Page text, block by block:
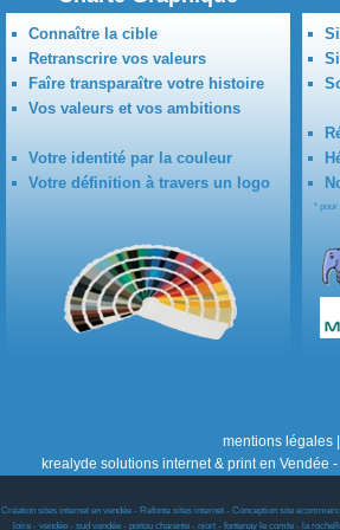
Connaître la cible
Retranscrire vos valeurs
Faîre transparaître votre histoire
Vos valeurs et vos ambitions
Votre identité par la couleur
Votre définition à travers un logo
* pour
mentions légales
krealyde solutions internet & print en
Création sites internet en vendée - Refonte sites internet - Conception site
loire - vendée - sud vendée - poitou charente - niort - fontenay le comte - la